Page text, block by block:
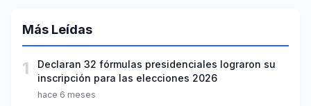
Más Leídas
1
Declaran 32 fórmulas presidenciales lograron su
inscripción para las elecciones 2026
hace 6 meses